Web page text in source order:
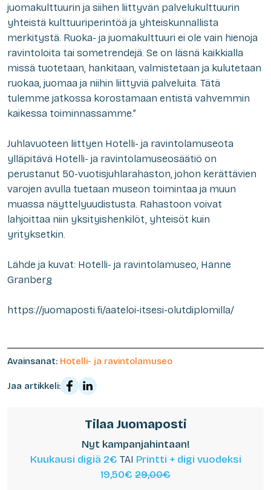
juomakulttuurin ja siihen liittyvän palvelukulttuurin
yhteistä kulttuuriperintöä ja yhteiskunnallista
merkitystä. Ruoka- ja juomakulttuuri ei ole vain hienoja
ravintoloita tai sometrendejä. Se on läsnä kaikkialla
missä tuotetaan, hankitaan, valmistetaan ja kulutetaan
ruokaa, juomaa ja niihin liittyviä palveluita. Tätä
tulemme jatkossa korostamaan entistä vahvemmin
kaikessa toiminnassamme.”
Juhlavuoteen liittyen Hotelli- ja ravintolamuseota
ylläpitävä Hotelli- ja ravintolamuseosäätiö on
perustanut 50-vuotisjuhlarahaston, johon kerättävien
varojen avulla tuetaan museon toimintaa ja muun
muassa näyttelyuudistusta. Rahastoon voivat
lahjoittaa niin yksityishenkilöt, yhteisöt kuin
yrityksetkin.
Lähde ja kuvat: Hotelli- ja ravintolamuseo, Hanne
Granberg
https://juomaposti.fi/aateloi-itsesi-olutdiplomilla/
Avainsanat: Hotelli- ja ravintolamuseo
Jaa artikkeli:
Tilaa Juomaposti
Nyt kampanjahintaan!
Kuukausi digiä 2€ TAI Printti + digi vuodeksi
19,50€ 29,00€